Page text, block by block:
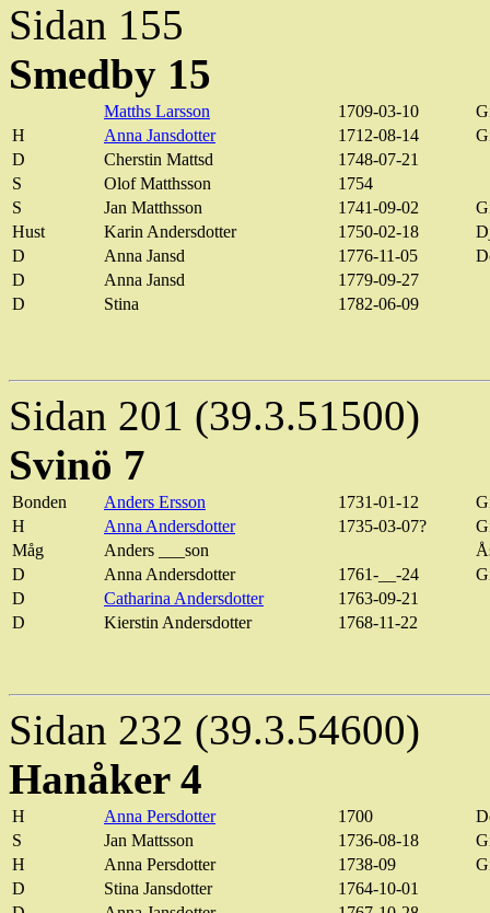
Sidan 155
Smedby 15
Matths Larsson 1709-03-10
H
Anna Jansdotter 1712-08-14
D
Cherstin Mattsd
1748-07-21
S
OlofMatthsson
1754
S
Jan Matthsson 1741-09-02
Hust
Karin Andersdotter 1750-02-18
D
Anna Jansd 1776-11-05
D
Anna Jansd
1779-09-27
D
Stina 1782-06-09
Sidan 201 (39.3.51500)
Svinö 7
Bonden Anders Ersson 1731-01-12
H
Anna Andersdotter 1735-03-07?
Måg
Anders ___son
D
Anna Andersdotter 1761-__-24
D
Catharina Andersdotter
1763-09-21
D
KierstinAndersdotter 1768-11-22
Sidan 232 (39.3.54600)
Hanåker 4
H Anna Persdotter 1700
S
Jan Mattsson 1736-08-18
H
Anna Persdotter 1738-09
D
Stina Jansdotter
1764-10-01